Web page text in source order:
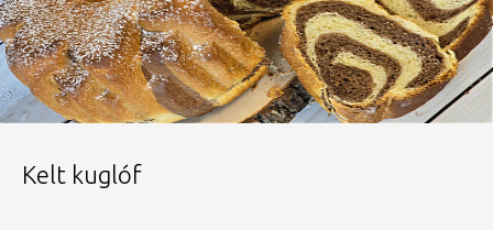
Kelt kuglóf